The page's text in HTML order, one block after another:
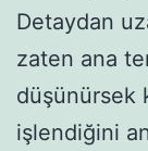
Detaydan
zaten ana
düşünürsek
işlendiğini